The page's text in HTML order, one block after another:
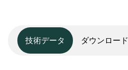
技術データ ダウンロード